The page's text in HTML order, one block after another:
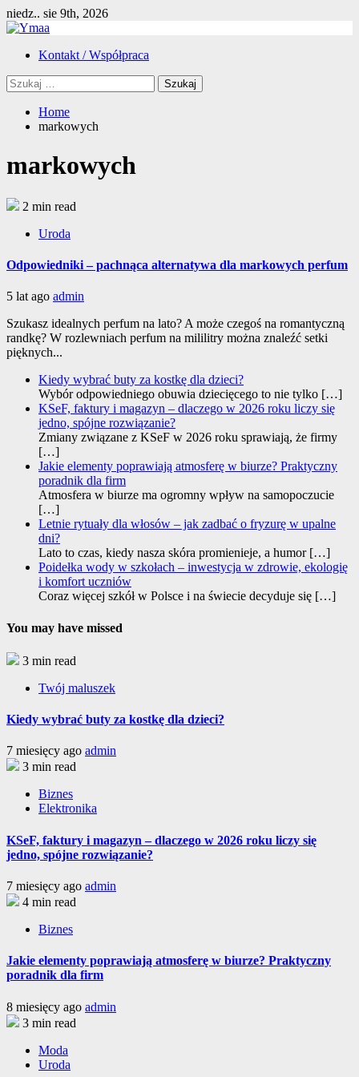
Skip
to
niedz.. sie 9th, 2026
PrimaryKontakt / Współpraca
Szukaj:
Home
markowych
markowych
2 min read
Uroda
Odpowiedniki – pachnąca alternatywa dla markowych perfum
5 lat ago admin
Szukasz idealnych perfum na lato? A może czegoś na romantyczną
randkę? W rozlewniach perfum na mililitry można znaleźć setki
pięknych...
Kiedy wybrać buty za kostkę dla dzieci?
Wybór odpowiedniego obuwia dziecięcego to nie tylko […]
KSeF, faktury i magazyn – dlaczego w 2026 roku liczy się
jedno, spójne rozwiązanie?
Zmiany związane z KSeF w 2026 roku sprawiają, że firmy
[…]
Jakie elementy poprawiają atmosferę w biurze? Praktyczny
poradnik dla firm
Atmosfera w biurze ma ogromny wpływ na samopoczucie
[…]
Letnie rytuały dla włosów – jak zadbać o fryzurę w upalne
dni?
Lato to czas, kiedy nasza skóra promienieje, a humor […]
Poidełka wody w szkołach – inwestycja w zdrowie, ekologię
i komfort uczniów
Coraz więcej szkół w Polsce i na świecie decyduje się […]
You may have missed
3 min read
Twój maluszek
Kiedy wybrać buty za kostkę dla dzieci?
7 miesięcy ago admin
3 min read
Biznes
Elektronika
KSeF, faktury i magazyn – dlaczego w 2026 roku liczy się
jedno, spójne rozwiązanie?
7 miesięcy ago admin
4 min read
Biznes
Jakie elementy poprawiają atmosferę w biurze? Praktyczny
poradnik dla firm
8 miesięcy ago admin
3 min read
Moda
Uroda